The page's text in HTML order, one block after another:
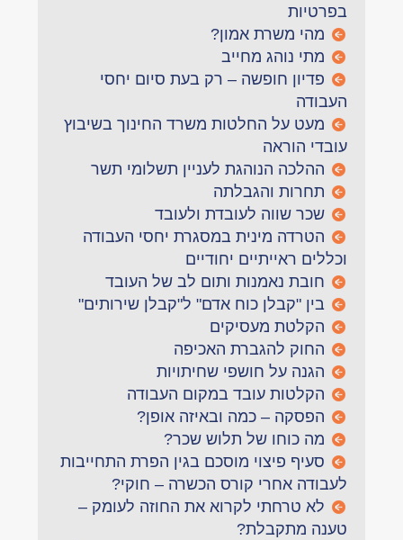
בפרטיות
מהי משרת אמון?
מתי נוהג מחייב
פדיון חופשה – רק בעת סיום יחסי
העבודה
מעט על החלטות משרד החינוך בשיבוץ
עובדי הוראה
ההלכה הנוהגת לעניין תשלומי תשר
תחרות והגבלתה
שכר שווה לעובדת ולעובד
הטרדה מינית במסגרת יחסי העבודה
וכללים ראייתיים יחודיים
חובת נאמנות ותום לב של העובד
בין "קבלן כוח אדם" ל"קבלן שירותים"
הקלטת מעסיקים
החוק להגברת האכיפה
הגנה על חושפי שחיתויות
הקלטות עובד במקום העבודה
הפסקה – כמה ובאיזה אופן?
מה כוחו של תלוש שכר?
סעיף פיצוי מוסכם בגין הפרת התחייבות
לעבודה אחרי קורס הכשרה – חוקי?
לא טרחתי לקרוא את החוזה לעומק –
טענה מתקבלת?